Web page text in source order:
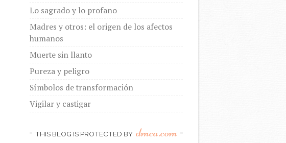
Lo sagrado y lo profano
Madres y otros: el origen de los afectos
humanos
Muerte sin llanto
Pureza y peligro
Símbolos de transformación
Vigilar y castigar
THIS BLOG IS PROTECTED BY dmca.com